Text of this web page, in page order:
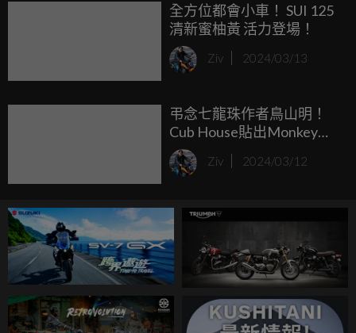
的49,800元優惠延長至4月30日！全方位都會小車！ SUI 125
清新蜜柚黃 活力登場！
Ziv 2024/03/13
弔念七龍珠作者鳥山明！
Cub House貼出Monkey
125 x Dragon Ball 特仕版，
經典聯名有望重新上市？
Ziv 2024/03/12